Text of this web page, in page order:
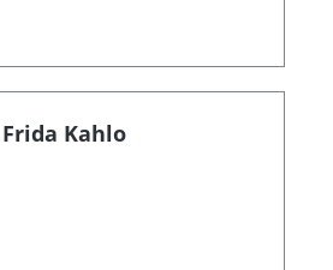
Frida Kahlo